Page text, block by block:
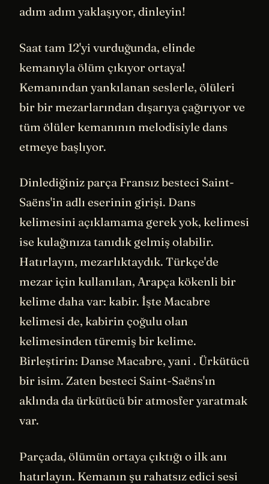
adım adım yaklaşıyor, dinleyin!
Saat tam 12'yi vurduğunda, elinde
kemanıyla ölüm çıkıyor ortaya!
Kemanından yankılanan seslerle, ölüleri
bir bir mezarlarından dışarıya çağırıyor ve
tüm ölüler kemanının melodisiyle dans
etmeye başlıyor.
Dinlediğiniz parça Fransız besteci Saint-
Saëns'in adlı eserinin girişi. Dans
kelimesini açıklamama gerek yok, kelimesi
ise kulağınıza tanıdık gelmiş olabilir.
Hatırlayın, mezarlıktaydık. Türkçe'de
mezar için kullanılan, Arapça kökenli bir
kelime daha var: kabir. İşte Macabre
kelimesi de, kabirin çoğulu olan
kelimesinden türemiş bir kelime.
Birleştirin: Danse Macabre, yani . Ürkütücü
bir isim. Zaten besteci Saint-Saëns'ın
aklında da ürkütücü bir atmosfer yaratmak
var.
Parçada, ölümün ortaya çıktığı o ilk anı
hatırlayın. Kemanın şu rahatsız edici sesi